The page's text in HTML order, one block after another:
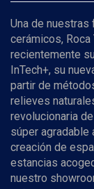
Una de
cerámicos,
recientemente
InTech+, su
partir de
relieves
revolucionaria
súper agradable
creación de
estancias
nuestro